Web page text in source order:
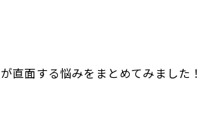
直面する悩みをまとめてみました！